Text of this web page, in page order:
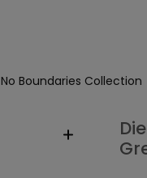
No Boundaries Collection